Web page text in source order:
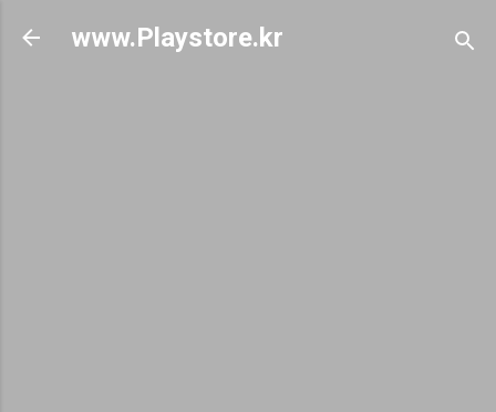
기본 콘텐츠로 건너뛰기
www.Playstore.kr